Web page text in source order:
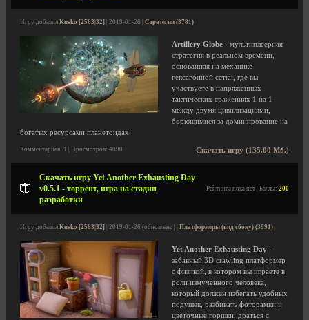
Игру добавил Kusko [2563|32] | 2019-01-26 | Стратегии (3781)
Artillery Globe - мультиплеерная
стратегия в реальном времени,
основанная на механике
гексагонной сетки, где вы
участвуете в напряженных
тактических сражениях 1 на 1
между двумя цивилизациями,
борющимися за доминирование на
богатых ресурсами планетоидах.
Скачать игру (135.00 Мб.)
Комментариев: 1 | Просмотров: 4090
Скачать игру Yet Another Exhausting Day
v0.5.1 - торрент, игра на стадии
разработки
Рейтинга пока нет | Баллы: 200
Игру добавил Kusko [2563|32] | 2019-01-26 (обновлено) | Платформеры (вид сбоку) (3991)
Yet Another Exhausting Day -
забавный 3D crawling платформер
с физикой, в котором вы играете в
роли измученного человека,
который должен избегать удобных
подушек, разбивать фоторамки и
цветочные горшки, драться с